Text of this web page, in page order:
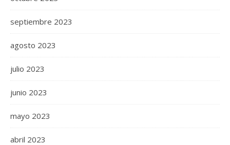
septiembre 2023
agosto 2023
julio 2023
junio 2023
mayo 2023
abril 2023